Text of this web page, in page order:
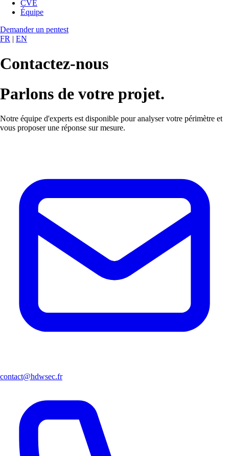
CVE
Équipe
Demander un pentest
FR | EN
Contactez-nous
Parlons de votre projet.
Notre équipe d'experts est disponible pour analyser votre périmètre et
vous proposer une réponse sur mesure.
contact@hdwsec.fr